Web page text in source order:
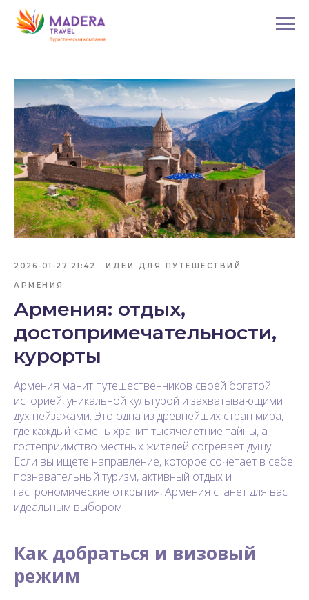
2026-01-27 21:42 ИДЕИ ДЛЯ ПУТЕШЕСТВИЙ
АРМЕНИЯ
Армения: отдых,
достопримечательности,
курорты
Армения манит путешественников своей богатой
историей, уникальной культурой и захватывающими
дух пейзажами. Это одна из древнейших стран мира,
где каждый камень хранит тысячелетние тайны, а
гостеприимство местных жителей согревает душу.
Если вы ищете направление, которое сочетает в себе
познавательный туризм, активный отдых и
гастрономические открытия, Армения станет для вас
идеальным выбором.
Как добраться и визовый
режим